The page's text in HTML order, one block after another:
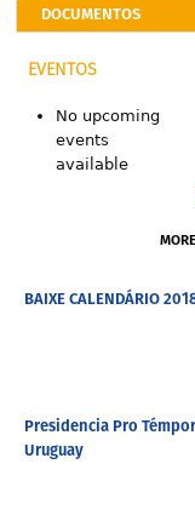
DOCUMENTOS
EVENTOS
No upcoming
events
available
MORE
BAIXE CALENDÁRIO
Presidencia Pro
Uruguay